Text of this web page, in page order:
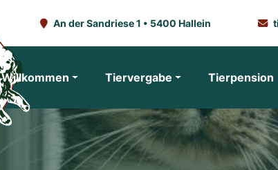
An der Sandriese 1 • 5400 Hallein
Tierheim Hallein
Willkommen Tiervergabe Tierpension